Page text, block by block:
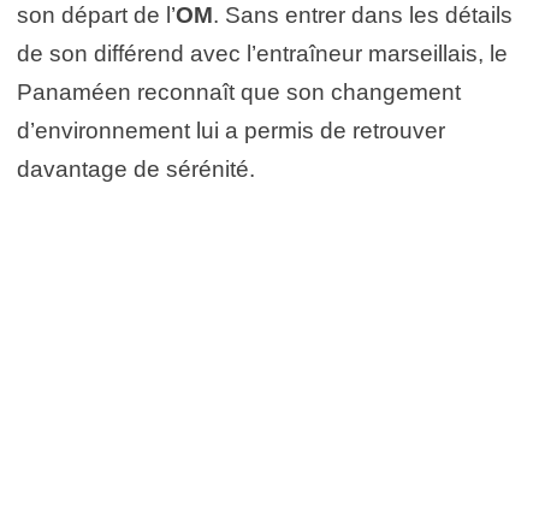
son départ de l’OM. Sans entrer dans les détails
de son différend avec l’entraîneur marseillais, le
Panaméen reconnaît que son changement
d’environnement lui a permis de retrouver
davantage de sérénité.